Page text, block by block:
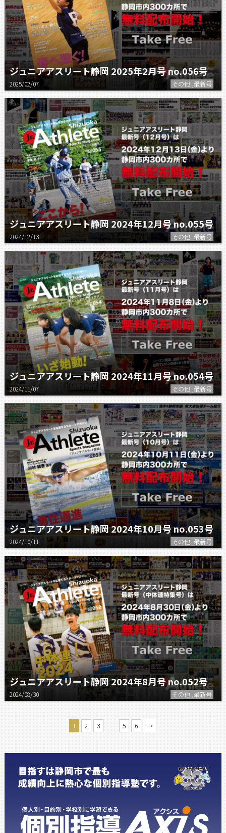
ジュニアアスリート静岡 2025年2月号 no.056号
2025/02/07 その他 ,最新号
ジュニアアスリート静岡 2024年12月号 no.055号
2024/12/13 その他 ,最新号
ジュニアアスリート静岡 2024年11月号 no.054号
2024/11/07 その他 ,最新号
ジュニアアスリート静岡 2024年10月号 no.053号
2024/10/11 その他 ,最新号
ジュニアアスリート静岡 2024年8月号 no.052号
2024/08/30 その他 ,最新号
1 2 3 5 6 →